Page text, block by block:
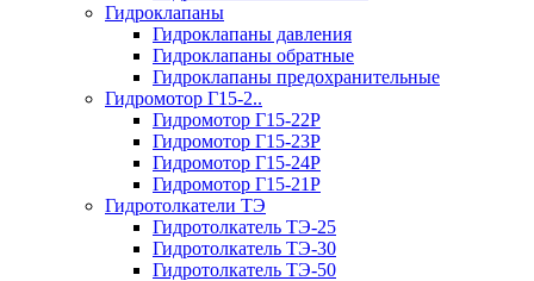
Гидроклапаны
Гидроклапаны давления
Гидроклапаны обратные
Гидроклапаны предохранительные
Гидромотор Г15-2..
Гидромотор Г15-22Р
Гидромотор Г15-23Р
Гидромотор Г15-24Р
Гидромотор Г15-21Р
Гидротолкатели ТЭ
Гидротолкатель ТЭ-25
Гидротолкатель ТЭ-30
Гидротолкатель ТЭ-50